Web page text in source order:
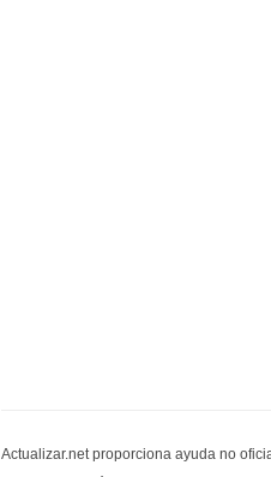
Actualizar.net proporciona ayuda no